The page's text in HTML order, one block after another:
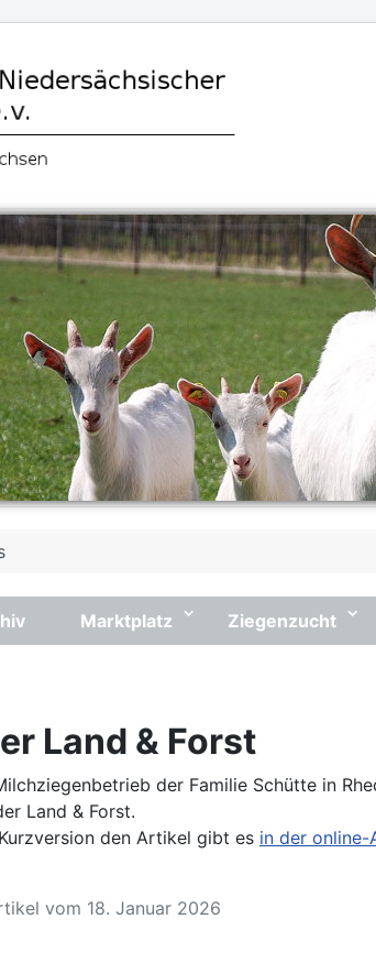
Marktplatz Ziegenzucht
Land & Forst
der Familie Schütte in
Land & Forst.
den Artikel gibt es in der online-
vom 18. Januar 2026